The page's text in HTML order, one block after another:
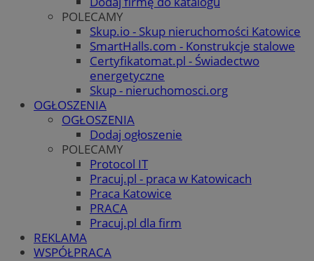
POLECAMY
Skup.io - Skup nieruchomości Katowice
SmartHalls.com - Konstrukcje stalowe
Certyfikatomat.pl - Świadectwo
energetyczne
Skup - nieruchomosci.org
OGŁOSZENIA
OGŁOSZENIA
Dodaj ogłoszenie
POLECAMY
Protocol IT
Pracuj.pl - praca w Katowicach
Praca Katowice
PRACA
Pracuj.pl dla firm
REKLAMA
WSPÓŁPRACA